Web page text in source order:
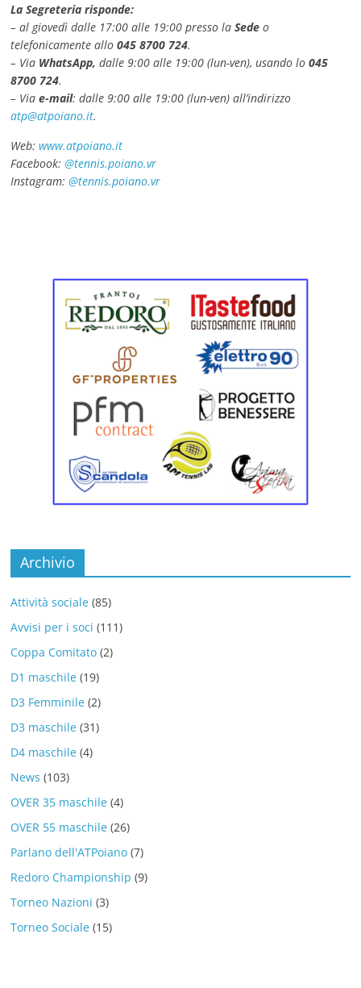
La Segreteria risponde:
– al giovedì dalle 17:00 alle 19:00 presso laSede o
telefonicamente allo045 8700 724.
– Via WhatsApp, dalle 9:00 alle 19:00 (lun-ven), usando lo045
8700 724.
– Viae-mail: dalle 9:00 alle 19:00 (lun-ven) all’indirizzo
atp@atpoiano.it.
Web:www.atpoiano.it
Facebook:@tennis.poiano.vr
Instagram:@tennis.poiano.vr
Archivio
Attività sociale (85)
Avvisi per i soci (111)
Coppa Comitato (2)
D1 maschile (19)
D3 Femminile (2)
D3 maschile (31)
D4 maschile (4)
News (103)
OVER 35 maschile (4)
OVER 55 maschile (26)
Parlano dell'ATPoiano (7)
Redoro Championship (9)
Torneo Nazioni (3)
Torneo Sociale (15)